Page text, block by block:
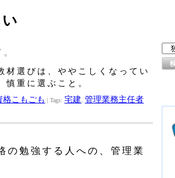
材選びは、ややこしくなってい
慎重に選ぶこと。
格こもごも | Tags: 宅建 管理業務主任者
の勉強する人への、管理業